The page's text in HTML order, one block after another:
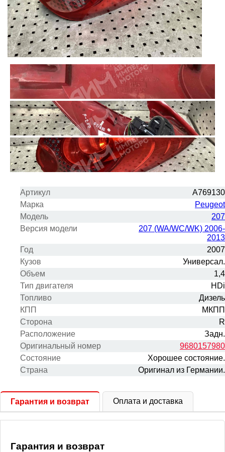
Артикул
A769130
Марка
Peugeot
Модель
207
Версия модели
207 (WA/WC/WK) 2006-
2013
Год
2007
Кузов
Универсал.
Объем
1,4
Тип двигателя
HDi
Топливо
Дизель
КПП
МКПП
Сторона
R
Расположение
Задн.
Оригинальный номер
9680157980
Состояние
Хорошее состояние.
Cтрана
Оригинал из Германии.
Гарантия и возврат Оплата и доставка
Гарантия и возврат